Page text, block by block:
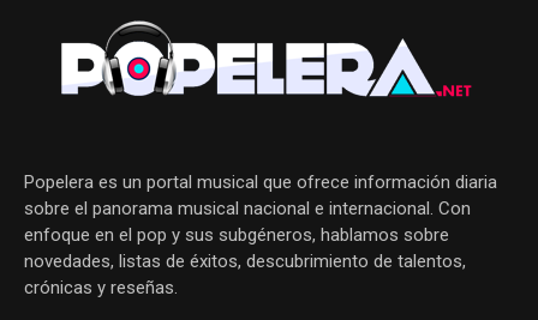
Popelera es un portal musical que ofrece información diaria
sobre el panorama musical nacional e internacional. Con
enfoque en el pop y sus subgéneros, hablamos sobre
novedades, listas de éxitos, descubrimiento de talentos,
crónicas y reseñas.